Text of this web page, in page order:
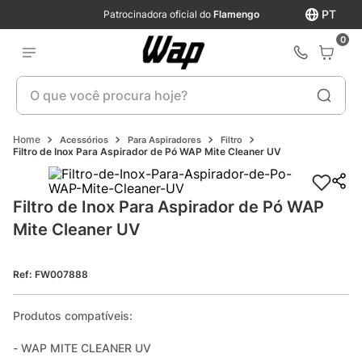
PT
Patrocinadora oficial do Flamengo
0
O que você procura hoje?
Acessórios Para Aspiradores Filtro
Filtro de Inox Para Aspirador de Pó WAP Mite Cleaner UV
Filtro de Inox Para Aspirador de Pó WAP
Mite Cleaner UV
Ref: FW007888
Produtos compatíveis:
- WAP MITE CLEANER UV